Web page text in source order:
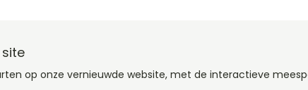
op onze vernieuwde website, met de interactieve